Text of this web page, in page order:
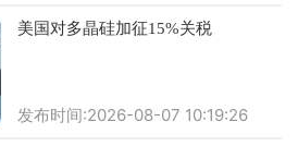
美国对多晶硅加征15%关税
发布时间:2026-08-07 10:19:26